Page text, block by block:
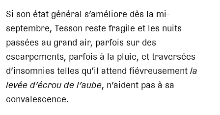
Si son état général s’améliore dès la mi-
septembre, Tesson reste fragile et les nuits
passées au grand air, parfois sur des
escarpements, parfois à la pluie, et traversées
d’insomnies telles qu’il attend fiévreusementla
levée d’écrou de l’aube, n’aident pas à sa
convalescence.